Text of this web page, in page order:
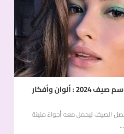
أحدث صيحات مكياج موسم صيف 2024 : ألوان وأفكار
الصيف ليحمل معه أجواءً مليئة